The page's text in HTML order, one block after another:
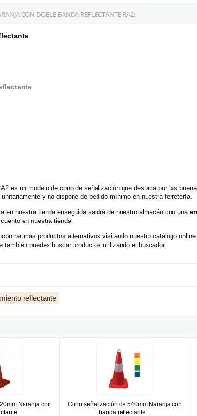
CON DOBLE BANDA REFLECTANTE RA2:
es un modelo de cono de señalización que destaca por las
y no dispone de pedido mínimo en nuestra ferretería.
en nuestra tienda enseguida saldrá de nuestro almacén con una
en nuestra tienda.
más productos alternativos visitando nuestro catálogo
puedes buscar productos utilizando el buscador.
reflectante
Naranja con
Cono señalización de 540mm Naranja con
banda reflectante...